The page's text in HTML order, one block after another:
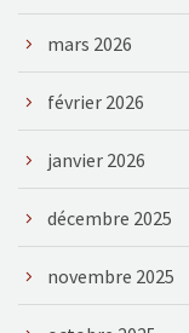
mars 2026
février 2026
janvier 2026
décembre 2025
novembre 2025